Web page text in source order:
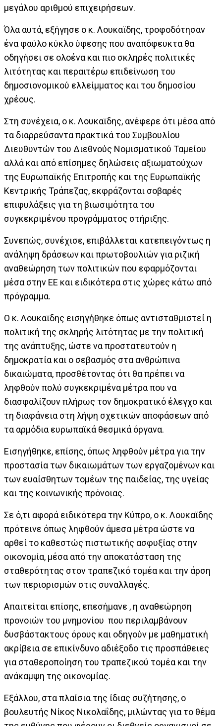
μεγάλου αριθμού επιχειρήσεων.
Όλα αυτά, εξήγησε ο κ. Λουκαϊδης, τροφοδότησαν
ένα φαύλο κύκλο ύφεσης που αναπόφευκτα θα
οδηγήσει σε ολοένα και πιο σκληρές πολιτικές
λιτότητας και περαιτέρω επιδείνωση του
δημοσιονομικού ελλείμματος και του δημοσίου
χρέους.
Στη συνέχεια, ο κ. Λουκαϊδης, ανέφερε ότι μέσα από
τα διαρρεύσαντα πρακτικά του Συμβουλίου
Διευθυντών του Διεθνούς Νομισματικού Ταμείου
αλλά και από επίσημες δηλώσεις αξιωματούχων
της Ευρωπαϊκής Επιτροπής και της Ευρωπαϊκής
Κεντρικής Τράπεζας, εκφράζονται σοβαρές
επιφυλάξεις για τη βιωσιμότητα του
συγκεκριμένου προγράμματος στήριξης.
Συνεπώς, συνέχισε, επιβάλλεται κατεπειγόντως η
ανάληψη δράσεων και πρωτοβουλιών για ριζική
αναθεώρηση των πολιτικών που εφαρμόζονται
μέσα στην ΕΕ και ειδικότερα στις χώρες κάτω από
πρόγραμμα.
Ο κ. Λουκαϊδης εισηγήθηκε όπως αντισταθμιστεί η
πολιτική της σκληρής λιτότητας με την πολιτική
της ανάπτυξης, ώστε να προστατευτούν η
δημοκρατία και ο σεβασμός στα ανθρώπινα
δικαιώματα, προσθέτοντας ότι θα πρέπει να
ληφθούν πολύ συγκεκριμένα μέτρα που να
διασφαλίζουν πλήρως τον δημοκρατικό έλεγχο και
τη διαφάνεια στη λήψη σχετικών αποφάσεων από
τα αρμόδια ευρωπαϊκά θεσμικά όργανα.
Εισηγήθηκε, επίσης, όπως ληφθούν μέτρα για την
προστασία των δικαιωμάτων των εργαζομένων και
των ευαίσθητων τομέων της παιδείας, της υγείας
και της κοινωνικής πρόνοιας.
Σε ό,τι αφορά ειδικότερα την Κύπρο, ο κ. Λουκαϊδης
πρότεινε όπως ληφθούν άμεσα μέτρα ώστε να
αρθεί το καθεστώς πιστωτικής ασφυξίας στην
οικονομία, μέσα από την αποκατάσταση της
σταθερότητας στον τραπεζικό τομέα και την άρση
των περιορισμών στις συναλλαγές.
Απαιτείται επίσης, επεσήμανε , η αναθεώρηση
προνοιών του μνημονίου που περιλαμβάνουν
δυσβάστακτους όρους και οδηγούν με μαθηματική
ακρίβεια σε επικίνδυνο αδιέξοδο τις προσπάθειες
για σταθεροποίηση του τραπεζικού τομέα και την
ανάκαμψη της οικονομίας.
Εξάλλου, στα πλαίσια της ίδιας συζήτησης, ο
βουλευτής Νίκος Νικολαΐδης, μιλώντας για το θέμα